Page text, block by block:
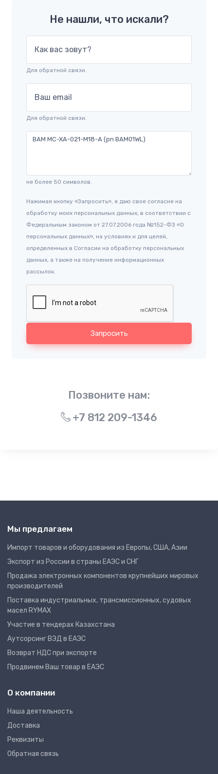
Не нашли, что искали?
Как вас зовут?
Для обратной связи.
Ваш email
Для обратной связи.
не более 50 символов.
Нажимая кнопку «Запросить», я даю свое согласие на
обработку моих персональных данных, в соответствии с
Федеральным законом от 27.07.2006 года №152-ФЗ «О
персональных данных», на условиях и для целей,
определенных в Согласии на обработку персональных
данных, а также на получение информационных
рассылок.
Запросить
Позвоните нам:
+7 812 209-1346
Мы предлагаем
Импорт товаров и оборудования из Европы, США, Азии
Экспорт из России в страны ЕАЭС и СНГ
Продажа электронных компонентов крупнейших мировых
производителей
Поставка индустриальных, трансмиссионных, судовых
масел RYMAX
Участие в тендерах Казахстана
Аутсорсинг ВЭД в ЕАЭС
Возврат НДС при экспорте
Продвинем Ваш товар в ЕАЭС
О компании
Наша деятельность
Доставка
Реквизиты
Обратная связь